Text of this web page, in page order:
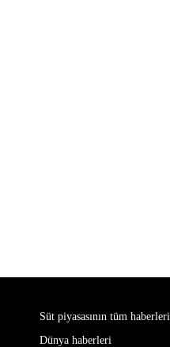
Süt piyasasının tüm haberleri
Dünya haberleri